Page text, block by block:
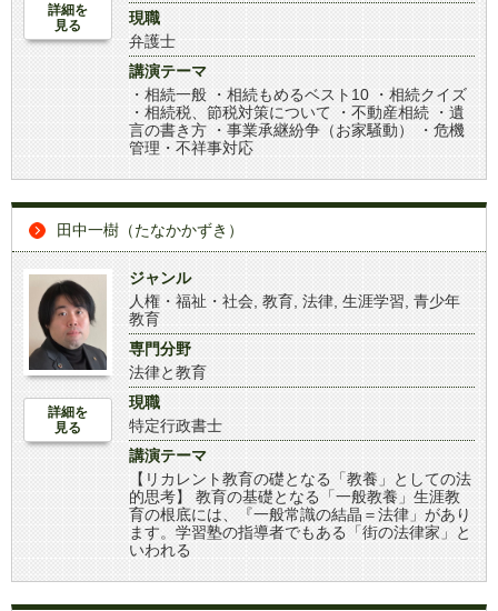
詳細を
見る
現職
弁護士
講演テーマ
・相続一般 ・相続もめるベスト10 ・相続クイズ
・相続税、節税対策について ・不動産相続 ・遺
言の書き方 ・事業承継紛争（お家騒動） ・危機
管理・不祥事対応
田中一樹（たなかかずき）
詳細を
見る
ジャンル
人権・福祉・社会 教育 法律 生涯学習 青少年
教育
専門分野
法律と教育
現職
特定行政書士
講演テーマ
【リカレント教育の礎となる「教養」としての法
的思考】 教育の基礎となる「一般教養」生涯教
育の根底には、『一般常識の結晶＝法律」があり
ます。学習塾の指導者でもある「街の法律家」と
いわれる